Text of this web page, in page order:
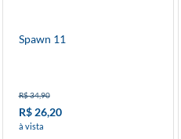
Spawn 11
R$ 34,90
R$ 26,20
à vista